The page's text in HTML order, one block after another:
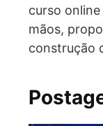
curso
mãos,
construção